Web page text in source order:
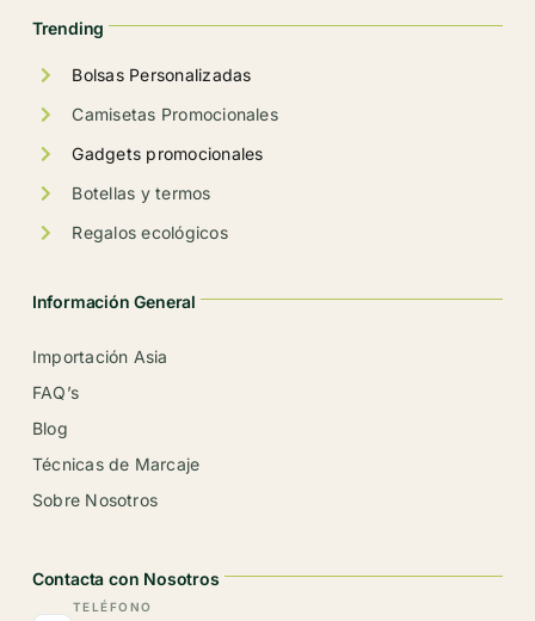
de
producto
Trending
Bolsas Personalizadas
Camisetas Promocionales
Gadgets promocionales
Botellas y termos
Regalos ecológicos
Información General
Importación Asia
FAQ’s
Blog
Técnicas de Marcaje
Sobre Nosotros
Contacta con Nosotros
TELÉFONO